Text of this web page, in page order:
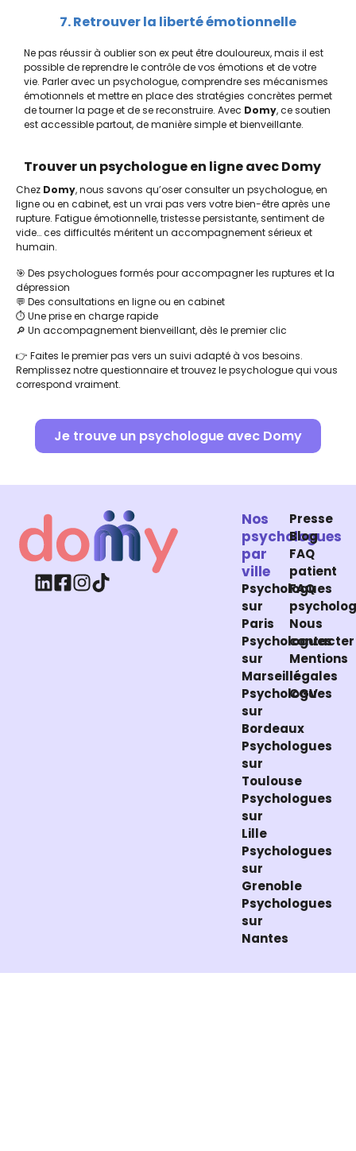
7. Retrouver la liberté émotionnelle
Ne pas réussir à oublier son ex peut être douloureux, mais il est
possible de reprendre le contrôle de vos émotions et de votre
vie. Parler avec un psychologue, comprendre ses mécanismes
émotionnels et mettre en place des stratégies concrètes permet
de tourner la page et de se reconstruire. Avec Domy, ce soutien
est accessible partout, de manière simple et bienveillante.
Trouver un psychologue en ligne avec Domy
Chez Domy, nous savons qu’oser consulter un psychologue, en
ligne ou en cabinet, est un vrai pas vers votre bien-être après une
rupture. Fatigue émotionnelle, tristesse persistante, sentiment de
vide… ces difficultés méritent un accompagnement sérieux et
humain.
🎯 Des psychologues formés pour accompagner les ruptures et la
dépression
💬 Des consultations en ligne ou en cabinet
⏱️ Une prise en charge rapide
🔎 Un accompagnement bienveillant, dès le premier clic
👉 Faites le premier pas vers un suivi adapté à vos besoins.
Remplissez notre questionnaire et trouvez le psychologue qui vous
correspond vraiment.
Je trouve un psychologue avec Domy
Nos
psychologues
par
ville
Psychologues
sur
Paris
Psychologues
sur
Marseille
Psychologues
sur
Bordeaux
Psychologues
sur
Toulouse
Psychologues
sur
Lille
Psychologues
sur
Grenoble
Psychologues
sur
Nantes
Presse
Blog
FAQ
patient
FAQ
Nous
contacter
Mentions
légales
CGV